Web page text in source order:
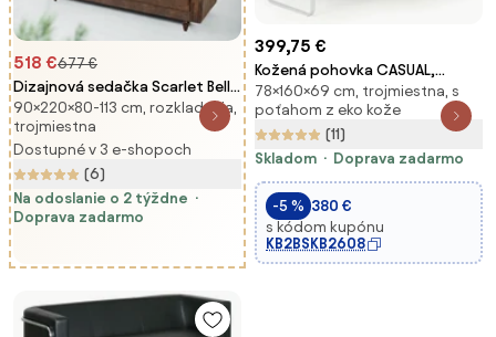
518 €677 €
Dizajnová sedačka Scarlet Belle
II - 220 cm rozkladacia - antická
hnedá
90×220×80-113 cm, rozkladacia,
trojmiestna
Dostupné v 3 e-shopoch
(6)
Na odoslanie o 2 týždne
Doprava zadarmo
399,75 €
Kožená pohovka CASUAL,
trojmiestna, čierna
78×160×69 cm, trojmiestna, s
poťahom z eko kože
(11)
Skladom
Doprava zadarmo
-5 % 380 €
s kódom kupónu
KB2BSKB2608